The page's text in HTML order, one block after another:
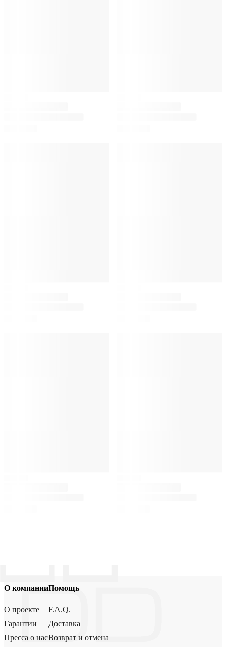
О компании
О проекте
Гарантии
Пресса о нас
Помощь
F.A.Q.
Доставка
Возврат и отмена